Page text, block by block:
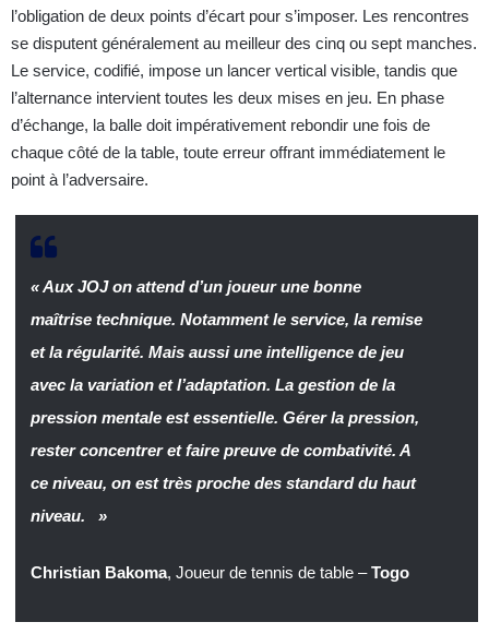
l’obligation de deux points d’écart pour s’imposer. Les rencontres
se disputent généralement au meilleur des cinq ou sept manches.
Le service, codifié, impose un lancer vertical visible, tandis que
l’alternance intervient toutes les deux mises en jeu. En phase
d’échange, la balle doit impérativement rebondir une fois de
chaque côté de la table, toute erreur offrant immédiatement le
point à l’adversaire.
« Aux JOJ on attend d’un joueur une bonne
maîtrise technique. Notamment le service, la remise
et la régularité. Mais aussi une intelligence de jeu
avec la variation et l’adaptation. La gestion de la
pression mentale est essentielle. Gérer la pression,
rester concentrer et faire preuve de combativité. A
ce niveau, on est très proche des standard du haut
niveau. »
Christian Bakoma, Joueur de tennis de table –Togo